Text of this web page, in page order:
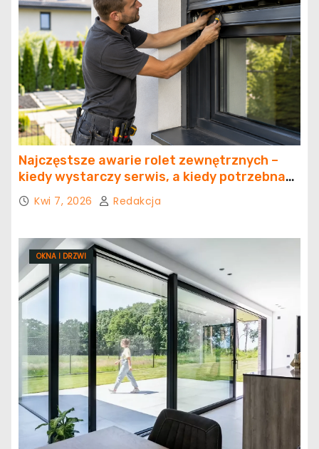
Najczęstsze awarie rolet zewnętrznych –
kiedy wystarczy serwis, a kiedy potrzebna
jest naprawa?
Kwi 7, 2026 Redakcja
OKNA I DRZWI